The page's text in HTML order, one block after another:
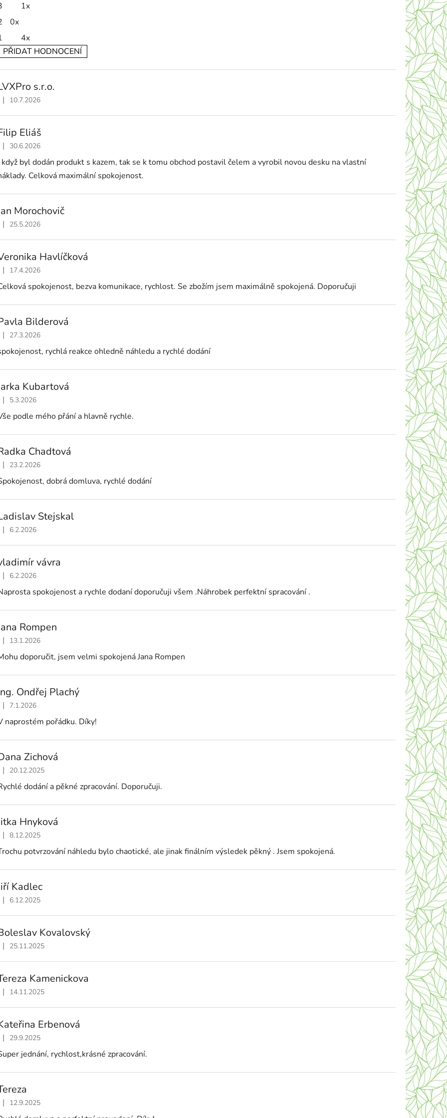
1x
0x
4x
PŘIDAT HODNOCENÍ
o
n
s.r.o.
Hodnocení obchodu je 5 z 5 hvězdiček.
| 10.7.2026
Eliáš
Hodnocení obchodu je 5 z 5 hvězdiček.
| 30.6.2026
když byl dodán produkt s kazem, tak se k tomu obchod postavil čelem a vyrobil novou desku na vlastní
Celková maximální spokojenost.
Morochovič
Hodnocení obchodu je 5 z 5 hvězdiček.
| 25.5.2026
Havlíčková
Hodnocení obchodu je 5 z 5 hvězdiček.
| 17.4.2026
spokojenost, bezva komunikace, rychlost. Se zbožím jsem maximálně spokojená. Doporučuji
Bilderová
Hodnocení obchodu je 5 z 5 hvězdiček.
| 27.3.2026
rychlá reakce ohledně náhledu a rychlé dodání
Kubartová
Hodnocení obchodu je 5 z 5 hvězdiček.
| 5.3.2026
podle mého přání a hlavně rychle.
Chadtová
Hodnocení obchodu je 5 z 5 hvězdiček.
| 23.2.2026
dobrá domluva, rychlé dodání
Stejskal
Hodnocení obchodu je 5 z 5 hvězdiček.
| 6.2.2026
vávra
Hodnocení obchodu je 5 z 5 hvězdiček.
| 6.2.2026
spokojenost a rychle dodaní doporučuji všem .Náhrobek perfektní spracování .
Rompen
Hodnocení obchodu je 5 z 5 hvězdiček.
| 13.1.2026
doporučit, jsem velmi spokojená Jana Rompen
Ondřej Plachý
Hodnocení obchodu je 5 z 5 hvězdiček.
| 7.1.2026
naprostém pořádku. Díky!
Zichová
Hodnocení obchodu je 5 z 5 hvězdiček.
| 20.12.2025
dodání a pěkné zpracování. Doporučuji.
Hnyková
Hodnocení obchodu je 5 z 5 hvězdiček.
| 8.12.2025
potvrzování náhledu bylo chaotické, ale jinak finálním výsledek pěkný . Jsem spokojená.
Kadlec
Hodnocení obchodu je 4 z 5 hvězdiček.
| 6.12.2025
Kovalovský
Hodnocení obchodu je 1 z 5 hvězdiček.
| 25.11.2025
Kamenickova
Hodnocení obchodu je 5 z 5 hvězdiček.
| 14.11.2025
Erbenová
Hodnocení obchodu je 5 z 5 hvězdiček.
| 29.9.2025
jednání, rychlost,krásné zpracování.
Hodnocení obchodu je 5 z 5 hvězdiček.
| 12.9.2025